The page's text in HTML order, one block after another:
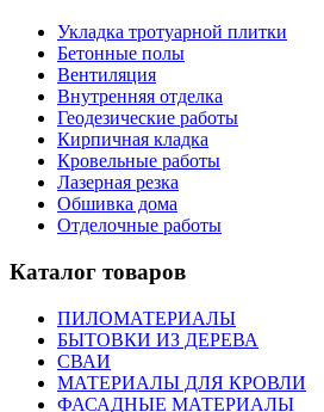
Укладка тротуарной плитки
Бетонные полы
Вентиляция
Внутренняя отделка
Геодезические работы
Кирпичная кладка
Кровельные работы
Лазерная резка
Обшивка дома
Отделочные работы
Каталог товаров
ПИЛОМАТЕРИАЛЫ
БЫТОВКИ ИЗ ДЕРЕВА
СВАИ
МАТЕРИАЛЫ ДЛЯ КРОВЛИ
ФАСАДНЫЕ МАТЕРИАЛЫ